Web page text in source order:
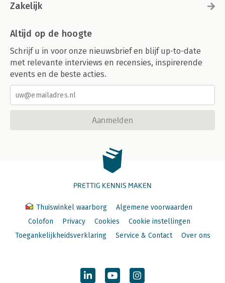
Zakelijk
Altijd op de hoogte
Schrijf u in voor onze nieuwsbrief en blijf up-to-date
met relevante interviews en recensies, inspirerende
events en de beste acties.
Aanmelden
PRETTIG KENNIS MAKEN
Thuiswinkel waarborg
Algemene voorwaarden
Colofon
Privacy Cookies
Cookie instellingen
Toegankelijkheidsverklaring
Service & Contact Over ons